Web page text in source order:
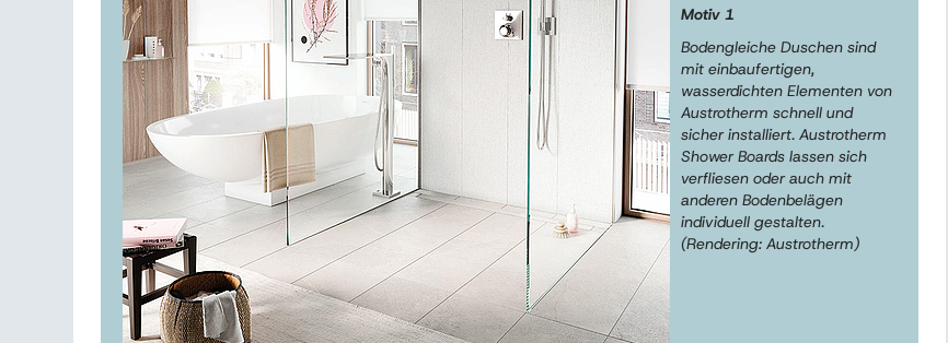
Motiv 1
Bodengleiche Duschen sind
mit einbaufertigen,
wasserdichten Elementen von
Austrotherm schnell und
sicher installiert. Austrotherm
Shower Boards lassen sich
verfliesen oder auch mit
anderen Bodenbelägen
individuell gestalten.
(Rendering: Austrotherm)